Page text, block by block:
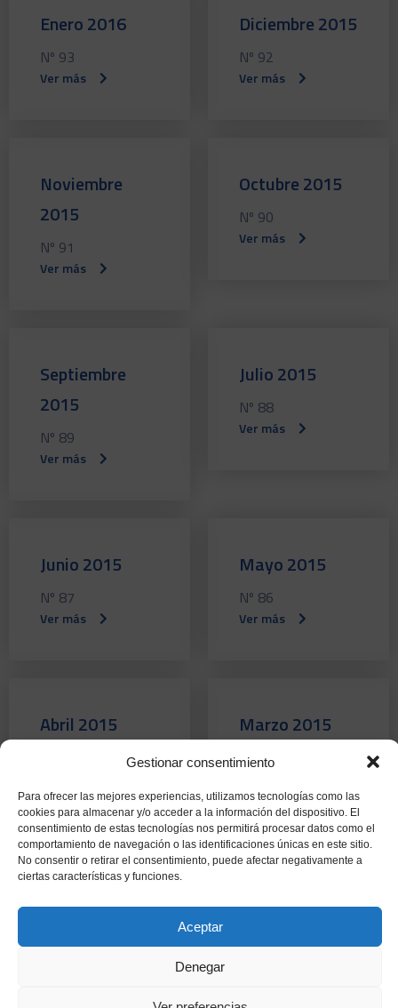
Gestionar consentimiento
Para ofrecer las mejores experiencias, utilizamos tecnologías como las
cookies para almacenar y/o acceder a la información del dispositivo. El
consentimiento de estas tecnologías nos permitirá procesar datos como el
comportamiento de navegación o las identificaciones únicas en este sitio.
No consentir o retirar el consentimiento, puede afectar negativamente a
ciertas características y funciones.
Aceptar
Denegar
Enero 2016
Nº 93
Ver más
Diciembre 2015
Nº 92
Ver más
Noviembre
2015
Nº 91
Ver más
Octubre 2015
Nº 90
Ver más
Septiembre
2015
Nº 89
Ver más
Julio 2015
Nº 88
Ver más
Junio 2015
Nº 87
Ver más
Mayo 2015
Nº 86
Ver más
Abril 2015 Marzo 2015
Nº 84
Febrero 2015